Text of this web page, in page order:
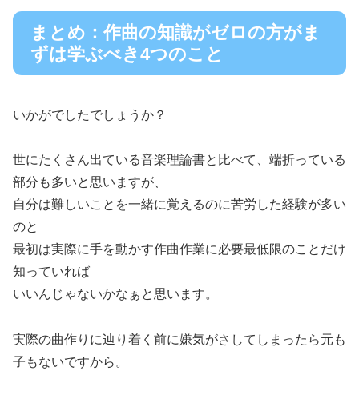
まとめ：作曲の知識がゼロの方がま
ずは学ぶべき4つのこと
いかがでしたでしょうか？
世にたくさん出ている音楽理論書と比べて、端折っている
部分も多いと思いますが、
自分は難しいことを一緒に覚えるのに苦労した経験が多い
のと
最初は実際に手を動かす作曲作業に必要最低限のことだけ
知っていれば
いいんじゃないかなぁと思います。
実際の曲作りに辿り着く前に嫌気がさしてしまったら元も
子もないですから。